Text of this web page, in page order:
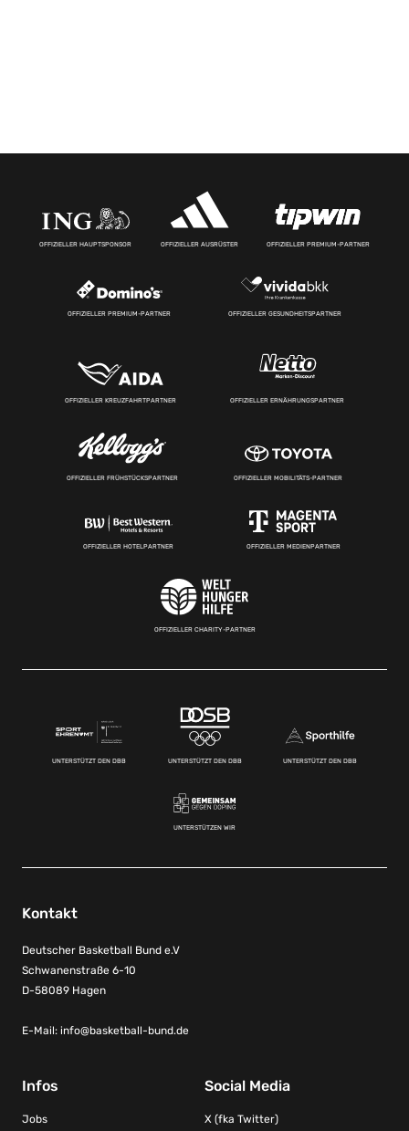
OFFIZIELLER HAUPTSPONSOR OFFIZIELLER AUSRÜSTER OFFIZIELLER PREMIUM-PARTNER
OFFIZIELLER PREMIUM-PARTNER OFFIZIELLER GESUNDHEITSPARTNER
OFFIZIELLER KREUZFAHRTPARTNER OFFIZIELLER ERNÄHRUNGSPARTNER
OFFIZIELLER FRÜHSTÜCKSPARTNER OFFIZIELLER MOBILITÄTS-PARTNER
OFFIZIELLER HOTELPARTNER OFFIZIELLER MEDIENPARTNER
OFFIZIELLER CHARITY-PARTNER
UNTERSTÜTZT DEN DBB UNTERSTÜTZT DEN DBB UNTERSTÜTZT DEN DBB
UNTERSTÜTZEN WIR
Kontakt
Deutscher Basketball Bund e.V
Schwanenstraße 6-10
D-58089 Hagen
E-Mail: info@basketball-bund.de
Infos
Jobs
Social Media
X (fka Twitter)